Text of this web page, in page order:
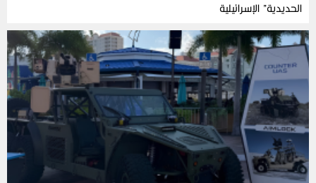
الحديدية” الإسرائيلية